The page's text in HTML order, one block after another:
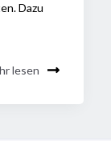
Dazu
lesen